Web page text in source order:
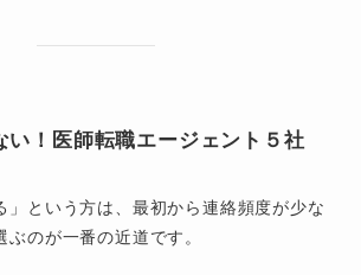
い！医師転職エージェント５社
」という方は、最初から連絡頻度が少な
のが一番の近道です。